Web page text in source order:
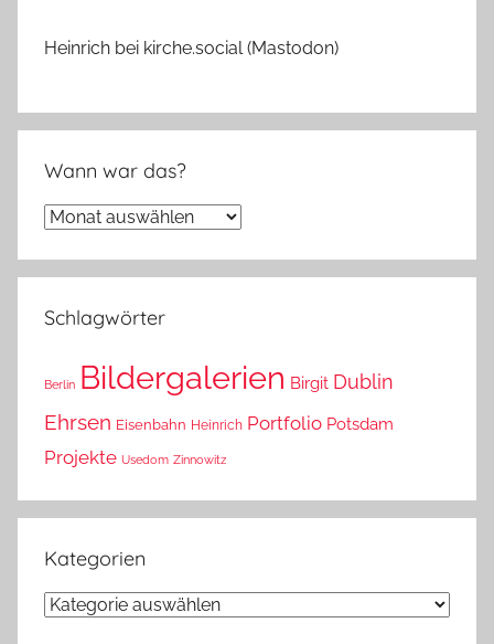
Heinrich bei kirche.social (Mastodon)
Wann war das?
Wann
das?
Schlagwörter
Berlin Bildergalerien Birgit Dublin
Ehrsen Eisenbahn Heinrich Portfolio Potsdam
Projekte Usedom Zinnowitz
Kategorien
Kategorien